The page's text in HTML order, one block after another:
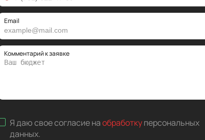
Email
Комментарий к заявке
Я даю свое согласие наобработкуперсональных
данных.